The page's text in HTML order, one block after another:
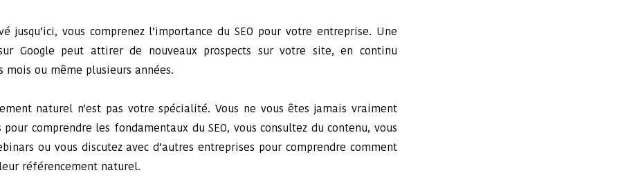
jusqu’ici, vous comprenez l’importance du SEO pour votre entreprise. Une
Google peut attirer de nouveaux prospects sur votre site, en continu
mois ou même plusieurs années.
naturel n’est pas votre spécialité. Vous ne vous êtes jamais vraiment
comprendre les fondamentaux du SEO, vous consultez du contenu, vous
ou vous discutez avec d’autres entreprises pour comprendre comment
référencement naturel.